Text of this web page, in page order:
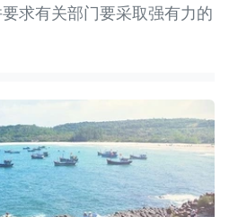
求有关部门要采取强有力的